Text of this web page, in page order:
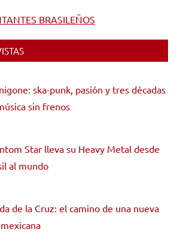
BRASILEÑOS
ska-punk, pasión y tres décadas
sin frenos
Star lleva su Heavy Metal desde
al mundo
de la Cruz: el camino de una nueva